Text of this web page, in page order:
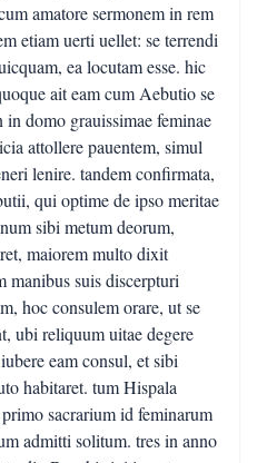
amatore sermonem in rem
etiam uerti uellet: se terrendi
ea locutam esse. hic
ait eam cum Aebutio se
domo grauissimae feminae
attollere pauentem, simul
lenire. tandem confirmata,
qui optime de ipso meritae
sibi metum deorum,
maiorem multo dixit
manibus suis discerpturi
hoc consulem orare, ut se
ubi reliquum uitae degere
eam consul, et sibi
habitaret. tum Hispala
sacrarium id feminarum
admitti solitum. tres in anno